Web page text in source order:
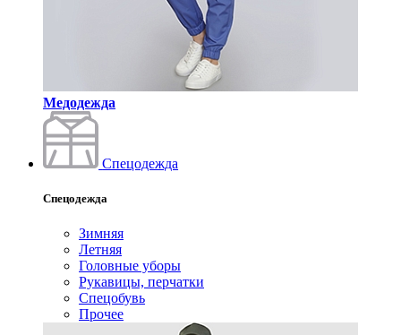
Медодежда
Спецодежда
Спецодежда
Зимняя
Летняя
Головные уборы
Рукавицы, перчатки
Спецобувь
Прочее